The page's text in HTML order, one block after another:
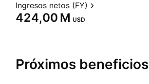
Ingresos netos (FY)
‪424,00 M‬ USD
Próximos beneficios